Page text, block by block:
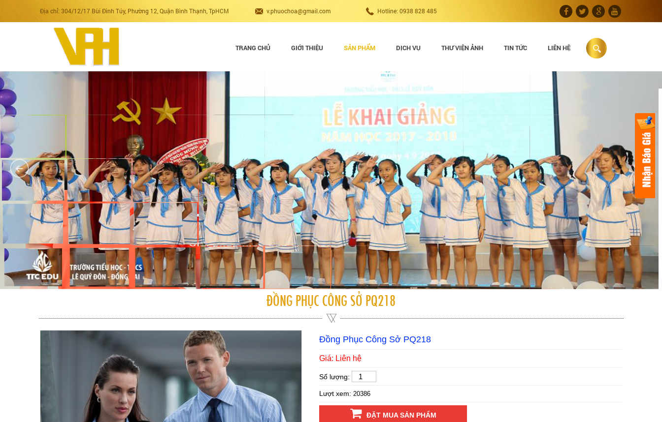
Địa chỉ: 304/12/17 Bùi Đình Túy, Phường 12, Quận Bình Thạnh, TpHCM v.phuochoa@gmail.com Hotline: 0938 828 485
TRANG CHỦ GIỚI THIỆU SẢN PHẨM DỊCH VỤ THƯ VIỆN ẢNH TIN TỨC LIÊN HỆ
ĐỒNG PHỤC CÔNG SỞ PQ218
Đồng Phục Công Sở PQ218
Giá: Liên hệ
Số lượng:
Lượt xem: 20386
ĐẶT MUA SẢN PHẨM